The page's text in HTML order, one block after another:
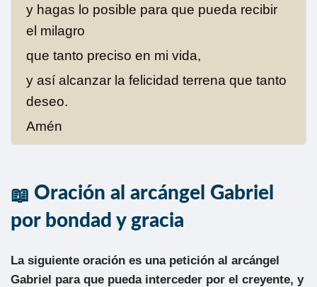
y hagas lo posible para que pueda recibir
el milagro
que tanto preciso en mi vida,
y así alcanzar la felicidad terrena que tanto
deseo.
Amén
Oración al arcángel Gabriel
por bondad y gracia
La siguiente oración es una petición al arcángel
Gabriel para que pueda interceder por el creyente, y